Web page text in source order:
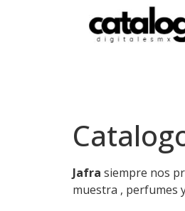
Jafra siempre nos
muestra , perfumes